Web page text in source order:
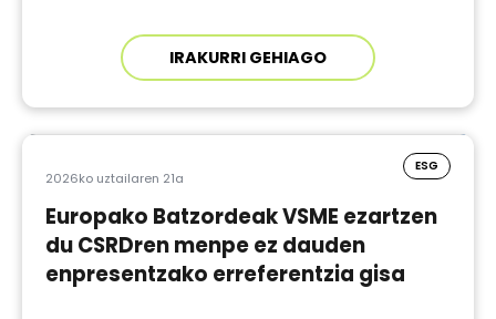
IRAKURRI GEHIAGO
2026ko uztailaren 21a
ESG
Europako Batzordeak VSME ezartzen
du CSRDren menpe ez dauden
enpresentzako erreferentzia gisa